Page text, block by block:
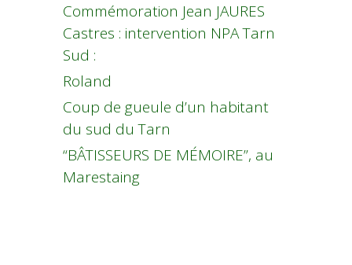
Commémoration Jean JAURES
Castres : intervention NPA Tarn
Sud :
Roland
Coup de gueule d’un habitant
du sud du Tarn
“BÂTISSEURS DE MÉMOIRE”, au
Marestaing